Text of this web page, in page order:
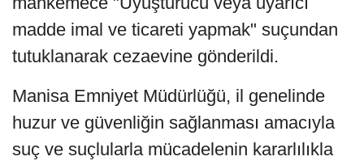
madde imal ve ticareti yapmak" suçundan
tutuklanarak cezaevine gönderildi.
Manisa Emniyet Müdürlüğü, il genelinde
huzur ve güvenliğin sağlanması amacıyla
suç ve suçlularla mücadelenin kararlılıkla